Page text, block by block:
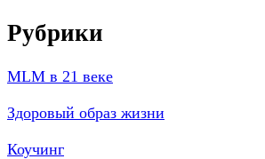
Рубрики
MLM в 21 веке
Здоровый образ жизни
Коучинг